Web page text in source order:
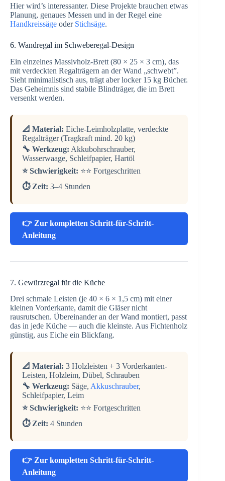
Hier wird’s interessanter. Diese Projekte brauchen etwas
Planung, genaues Messen und in der Regel eine
Handkreissäge oder Stichsäge.
6. Wandregal im Schweberegal-Design
Ein einzelnes Massivholz-Brett (80 × 25 × 3 cm), das
mit verdeckten Regalträgern an der Wand „schwebt”.
Sieht minimalistisch aus, trägt aber locker 15 kg Bücher.
Das Geheimnis sind stabile Blindträger, die im Brett
versenkt werden.
📐 Material: Eiche-Leimholzplatte, verdeckte
Regalträger (Tragkraft mind. 20 kg)
🔧 Werkzeug: Akkubohrschrauber,
Wasserwaage, Schleifpapier, Hartöl
⭐ Schwierigkeit: ⭐⭐ Fortgeschritten
⏱️ Zeit: 3–4 Stunden
👉 Zur kompletten Schritt-für-Schritt-
Anleitung
7. Gewürzregal für die Küche
Drei schmale Leisten (je 40 × 6 × 1,5 cm) mit einer
kleinen Vorderkante, damit die Gläser nicht
rausrutschen. Übereinander an der Wand montiert, passt
das in jede Küche — auch die kleinste. Aus Fichtenholz
günstig, aus Eiche ein Blickfang.
📐 Material: 3 Holzleisten + 3 Vorderkanten-
Leisten, Holzleim, Dübel, Schrauben
🔧 Werkzeug: Säge, Akkuschrauber,
Schleifpapier, Leim
⭐ Schwierigkeit: ⭐⭐ Fortgeschritten
⏱️ Zeit: 4 Stunden
👉 Zur kompletten Schritt-für-Schritt-
Anleitung